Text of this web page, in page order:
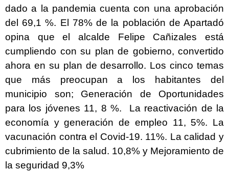
dado a la pandemia cuenta con una aprobación
del 69,1 %. El 78% de la población de Apartadó
opina que el alcalde Felipe Cañizales está
cumpliendo con su plan de gobierno, convertido
ahora en su plan de desarrollo. Los cinco temas
que más preocupan a los habitantes del
municipio son; Generación de Oportunidades
para los jóvenes 11, 8 %. La reactivación de la
economía y generación de empleo 11, 5%. La
vacunación contra el Covid-19. 11%. La calidad y
cubrimiento de la salud. 10,8% y Mejoramiento de
la seguridad 9,3%